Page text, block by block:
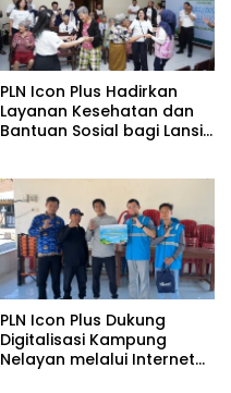
PLN Icon Plus Hadirkan
Layanan Kesehatan dan
Bantuan Sosial bagi Lansia
PLN Icon Plus Dukung
Digitalisasi Kampung
Nelayan melalui Internet